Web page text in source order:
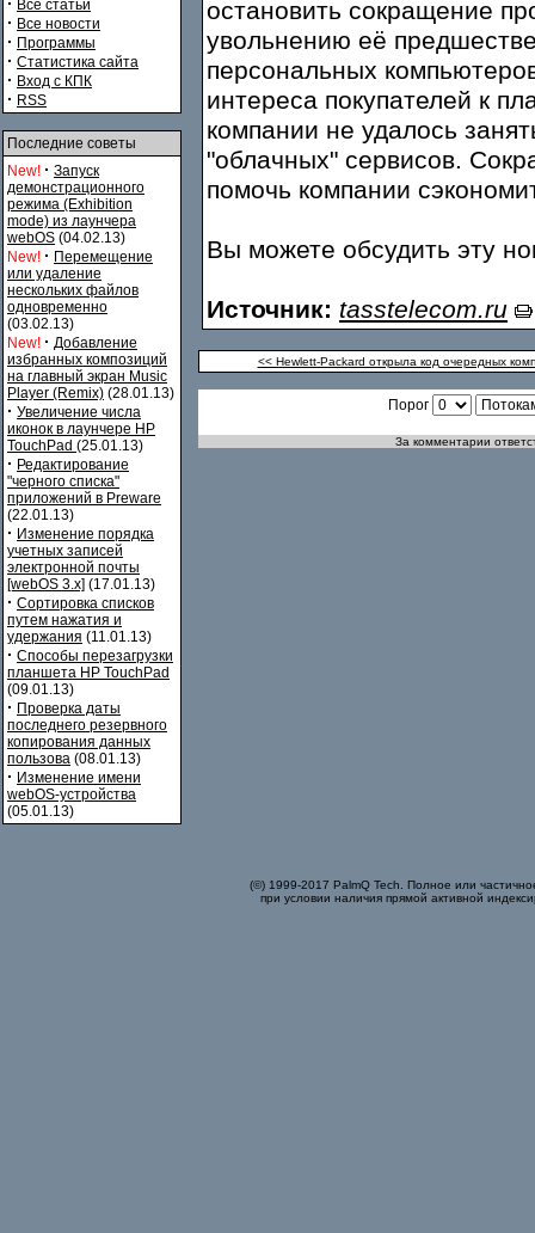
Все статьи
· Все новости
· Программы
· Статистика сайта
· Вход с КПК
· RSS
Последние советы
New! · Запуск
демонстрационного
режима (Exhibition
mode) из лаунчера
webOS (04.02.13)
New! · Перемещение
или удаление
нескольких файлов
одновременно
(03.02.13)
New! · Добавление
избранных композиций
на главный экран Music
Player (Remix) (28.01.13)
· Увеличение числа
иконок в лаунчере HP
TouchPad (25.01.13)
· Редактирование
"черного списка"
приложений в Preware
(22.01.13)
· Изменение порядка
учетных записей
электронной почты
[webOS 3.x] (17.01.13)
· Сортировка списков
путем нажатия и
удержания (11.01.13)
· Способы перезагрузки
планшета HP TouchPad
(09.01.13)
· Проверка даты
последнего резервного
копирования данных
пользова (08.01.13)
· Изменение имени
webOS-устройства
(05.01.13)
остановить сокращение
увольнению её
персональных
интереса покупателей к
компании не удалось
"облачных" сервисов.
помочь компании
Вы можете обсудить эту
Источник: tasstelecom.ru
<< Hewlett-Packard открыла код очередных
Порог
За комментарии
(©) 1999-2017 PalmQ Tech. Полное или
при условии наличия прямой активной